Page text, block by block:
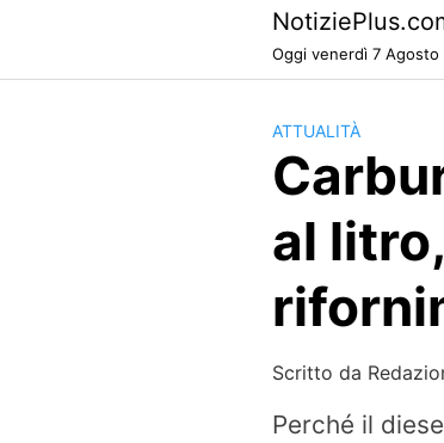
Oggi venerdì 7 Agosto
ATTUALITÀ
al
Scritto da
Perché il